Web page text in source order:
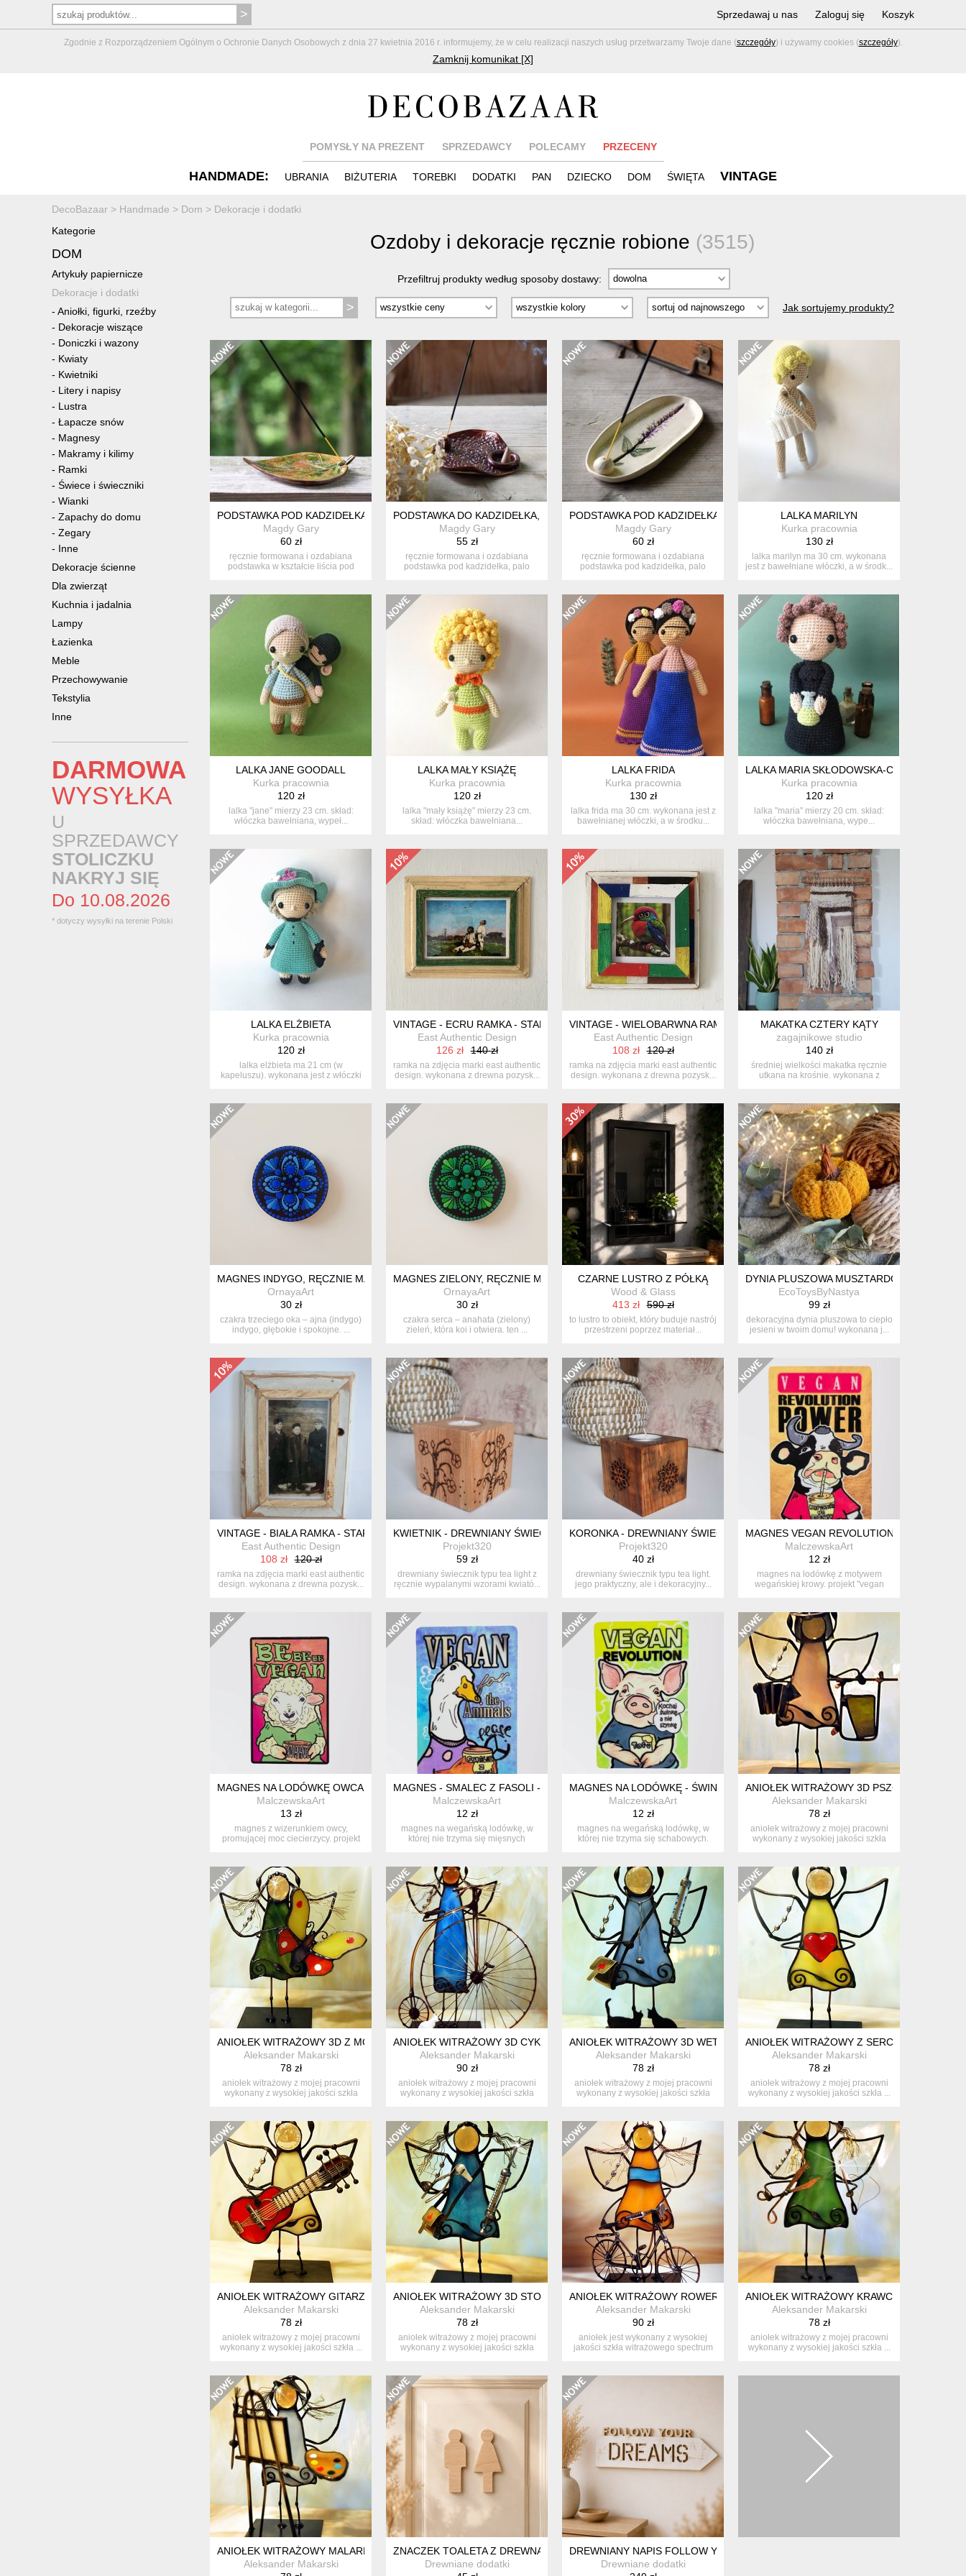
Zgodnie z Rozporządzeniem Ogólnym o Ochronie Danych Osobowych z dnia 27 kwietnia 2016 r. informujemy, że w celu realizacji naszych usług przetwarzamy Twoje dane (szczegóły) i używamy cookies (szczegóły).
Zamknij komunikat [X]
Sprzedawaj u nas Zaloguj się Koszyk
POMYSŁY NA PREZENT SPRZEDAWCY POLECAMY PRZECENY
HANDMADE: UBRANIA BIŻUTERIA TOREBKI DODATKI PAN DZIECKO DOM ŚWIĘTA VINTAGE
DecoBazaar > Handmade > Dom > Dekoracje i dodatki
Kategorie
DOM
Artykuły papiernicze
Dekoracje i dodatki
- Aniołki, figurki, rzeźby
- Dekoracje wiszące
- Doniczki i wazony
- Kwiaty
- Kwietniki
- Litery i napisy
- Lustra
- Łapacze snów
- Magnesy
- Makramy i kilimy
- Ramki
- Świece i świeczniki
- Wianki
- Zapachy do domu
- Zegary
- Inne
Dekoracje ścienne
Dla zwierząt
Kuchnia i jadalnia
Lampy
Łazienka
Meble
Przechowywanie
Tekstylia
Inne
DARMOWA
WYSYŁKA
U
SPRZEDAWCY
STOLICZKU
NAKRYJ SIĘ
Do 10.08.2026
* dotyczy wysyłki na terenie Polski
Ozdoby i dekoracje ręcznie robione (3515)
Przefiltruj produkty według sposoby dostawy:
Jak sortujemy produkty?
PODSTAWKA POD KADZIDEŁKA.
Magdy Gary
60 zł
ręcznie formowana i ozdabiana
podstawka w kształcie liścia pod
PODSTAWKA DO KADZIDEŁKA, PALO SANTO, BIAŁEJ SZAŁWI .
Magdy Gary
55 zł
ręcznie formowana i ozdabiana
podstawka pod kadzidełka, palo
PODSTAWKA POD KADZIDEŁKA.
Magdy Gary
60 zł
ręcznie formowana i ozdabiana
podstawka pod kadzidełka, palo
LALKA MARILYN
Kurka pracownia
130 zł
lalka marilyn ma 30 cm. wykonana
jest z bawełniane włóczki, a w środk...
LALKA JANE GOODALL
Kurka pracownia
120 zł
lalka "jane" mierzy 23 cm. skład:
włóczka bawełniana, wypeł...
LALKA MAŁY KSIĄŻĘ
Kurka pracownia
120 zł
lalka "mały książę" mierzy 23 cm.
skład: włóczka bawełniana...
LALKA FRIDA
Kurka pracownia
130 zł
lalka frida ma 30 cm. wykonana jest z
bawełnianej włóczki, a w środku...
LALKA MARIA SKŁODOWSKA-CURIE
Kurka pracownia
120 zł
lalka "maria" mierzy 20 cm. skład:
włóczka bawełniana, wype...
LALKA ELŻBIETA
Kurka pracownia
120 zł
lalka elżbieta ma 21 cm (w
kapeluszu). wykonana jest z włóczki
VINTAGE - ECRU RAMKA - STARE DREWNO
East Authentic Design
126 zł
140 zł
ramka na zdjęcia marki east authentic
design. wykonana z drewna pozysk...
VINTAGE - WIELOBARWNA RAMKA - STARE DREWNO
East Authentic Design
108 zł
120 zł
ramka na zdjęcia marki east authentic
design. wykonana z drewna pozysk...
MAKATKA CZTERY KĄTY
zagajnikowe studio
140 zł
średniej wielkości makatka ręcznie
utkana na krośnie. wykonana z
MAGNES INDYGO, RĘCZNIE MALOWANY, TRZECIE OKO - INTUICJA, WGLĄD, WEWNĘTRZNA MĄDROŚĆ
OrnayaArt
30 zł
czakra trzeciego oka – ajna (indygo)
indygo, głębokie i spokojne. ...
MAGNES ZIELONY, RĘCZNIE MALOWANY, CZAKRA SERCA - MIŁOŚĆ, HARMONIA, WSPÓŁCZUCIE
OrnayaArt
30 zł
czakra serca – anahata (zielony)
zieleń, która koi i otwiera. ten ...
CZARNE LUSTRO Z PÓŁKĄ
Wood & Glass
413 zł
590 zł
to lustro to obiekt, który buduje nastrój
przestrzeni poprzez materiał...
DYNIA PLUSZOWA MUSZTARDOWA,
EcoToysByNastya
99 zł
dekoracyjna dynia pluszowa to ciepło
jesieni w twoim domu! wykonana j...
VINTAGE - BIAŁA RAMKA - STARE DREWNO
East Authentic Design
108 zł
120 zł
ramka na zdjęcia marki east authentic
design. wykonana z drewna pozysk...
KWIETNIK - DREWNIANY ŚWIECZNIK
Projekt320
59 zł
drewniany świecznik typu tea light z
ręcznie wypalanymi wzorami kwiató...
KORONKA - DREWNIANY ŚWIECZNIK
Projekt320
40 zł
drewniany świecznik typu tea light.
jego praktyczny, ale i dekoracyjny...
MAGNES VEGAN REVOLUTION POWER
MalczewskaArt
12 zł
magnes na lodówkę z motywem
wegańskiej krowy. projekt "vegan
MAGNES NA LODÓWKĘ OWCA HUMMUS - BE VEGAN
MalczewskaArt
13 zł
magnes z wizerunkiem owcy,
promującej moc ciecierzycy. projekt
MAGNES - SMALEC Z FASOLI - VEGAN GĘŚ
MalczewskaArt
12 zł
magnes na wegańską lodówkę, w
której nie trzyma się mięsnych
MAGNES NA LODÓWKĘ - ŚWINKA TOFU - VEGAN REVOLUTION
MalczewskaArt
12 zł
magnes na wegańską lodówkę, w
której nie trzyma się schabowych.
ANIOŁEK WITRAŻOWY 3D PSZCZELARZ
Aleksander Makarski
78 zł
aniołek witrażowy z mojej pracowni
wykonany z wysokiej jakości szkła
ANIOŁEK WITRAŻOWY 3D Z MOTYLKIEM
Aleksander Makarski
78 zł
aniołek witrażowy z mojej pracowni
wykonany z wysokiej jakości szkła
ANIOŁEK WITRAŻOWY 3D CYKLISTKA
Aleksander Makarski
90 zł
aniołek witrażowy z mojej pracowni
wykonany z wysokiej jakości szkła
ANIOŁEK WITRAŻOWY 3D WETERYNARZ
Aleksander Makarski
78 zł
aniołek witrażowy z mojej pracowni
wykonany z wysokiej jakości szkła
ANIOŁEK WITRAŻOWY Z SERCEM
Aleksander Makarski
78 zł
aniołek witrażowy z mojej pracowni
wykonany z wysokiej jakości szkła ...
ANIOŁEK WITRAŻOWY GITARZYSTA
Aleksander Makarski
78 zł
aniołek witrażowy z mojej pracowni
wykonany z wysokiej jakości szkła ...
ANIOŁEK WITRAŻOWY 3D STOMATOLOG
Aleksander Makarski
78 zł
aniołek witrażowy z mojej pracowni
wykonany z wysokiej jakości szkła
ANIOŁEK WITRAŻOWY ROWERZYSTKA/ROWERZYSTA
Aleksander Makarski
90 zł
aniołek jest wykonany z wysokiej
jakości szkła witrażowego spectrum
ANIOŁEK WITRAŻOWY KRAWCOWA
Aleksander Makarski
78 zł
aniołek witrażowy z mojej pracowni
wykonany z wysokiej jakości szkła ...
ANIOŁEK WITRAŻOWY MALARKA/MALARZ
Aleksander Makarski
ZNACZEK TOALETA Z DREWNA, NA DRZWI ZNAK, DREWNIANE OZNACZENIE WC Z LITEGO DREWNA, DODATKI DO
Drewniane dodatki
DREWNIANY NAPIS FOLLOW YOUR DREAMS, DEKORACJA ŚCIENNA, NA
Drewniane dodatki